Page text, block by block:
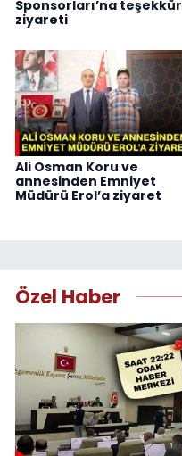
Sponsorları’na teşekkür
ziyareti
Ali Osman Koru ve
annesinden Emniyet
Müdürü Erol’a ziyaret
Özel Haber